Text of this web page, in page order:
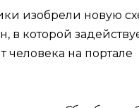
изобрели новую
в которой
человека на портале